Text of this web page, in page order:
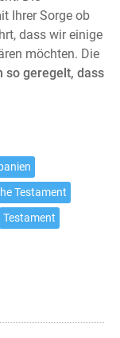
Ihrer Sorge ob
dass wir einige
möchten. Die
so geregelt, dass
Testament
Testament